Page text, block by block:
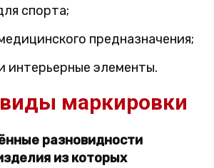
спорта;
предназначения;
интерьерные элементы.
маркировки
разновидности
из которых